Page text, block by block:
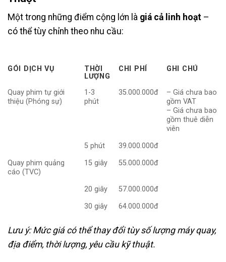
Một trong những điểm cộng lớn là giá cả linh hoạt –
có thể tùy chỉnh theo nhu cầu:
GÓI DỊCH VỤ
THỜI
LƯỢNG
CHI PHÍ GHI CHÚ
Quay phim tự giới
thiệu (Phóng sự)
1-3
phút
35.000.000đ
– Giá chưa bao
gồm VAT
– Giá chưa bao
gồm thuê diễn
viên
5 phút
39.000.000đ
Quay phim quảng
cáo (TVC)
15 giây 55.000.000đ
20 giây
57.000.000đ
30 giây
64.000.000đ
Lưu ý: Mức giá có thể thay đổi tùy số lượng máy quay,
địa điểm, thời lượng, yêu cầu kỹ thuật.